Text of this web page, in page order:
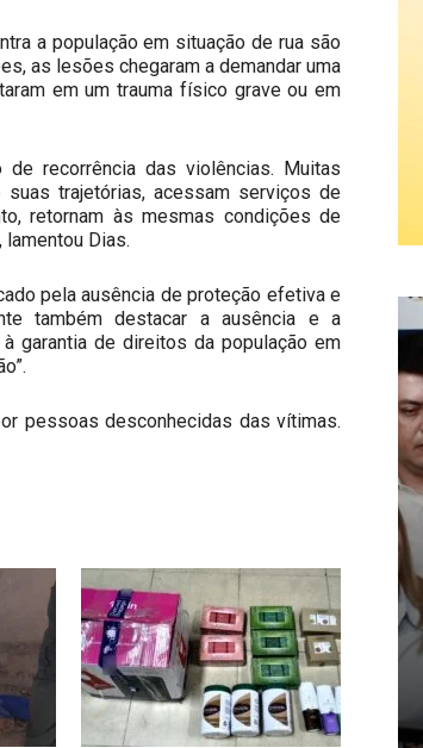
a população em situação de rua são
as lesões chegaram a demandar uma
em um trauma físico grave ou em
de recorrência das violências. Muitas
trajetórias, acessam serviços de
retornam às mesmas condições de
Dias.
pela ausência de proteção efetiva e
também destacar a ausência e a
garantia de direitos da população em
pessoas desconhecidas das vítimas.